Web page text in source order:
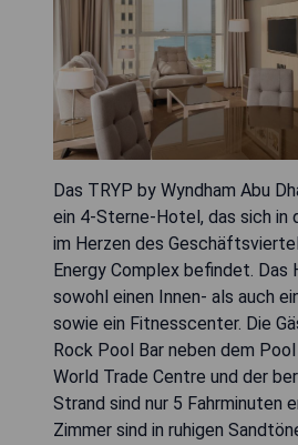
Das TRYP by Wyndham Abu
ein 4-Sterne-Hotel, das sich in
im Herzen des
Energy Complex befindet.
sowohl einen Innen- als auch
sowie ein Fitnesscenter. Die
Rock Pool Bar neben dem
World Trade Centre und der
Strand sind nur 5 Fahrminuten
Zimmer sind in ruhigen